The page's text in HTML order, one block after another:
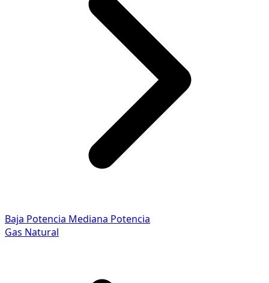
Baja Potencia Mediana Potencia
Gas Natural